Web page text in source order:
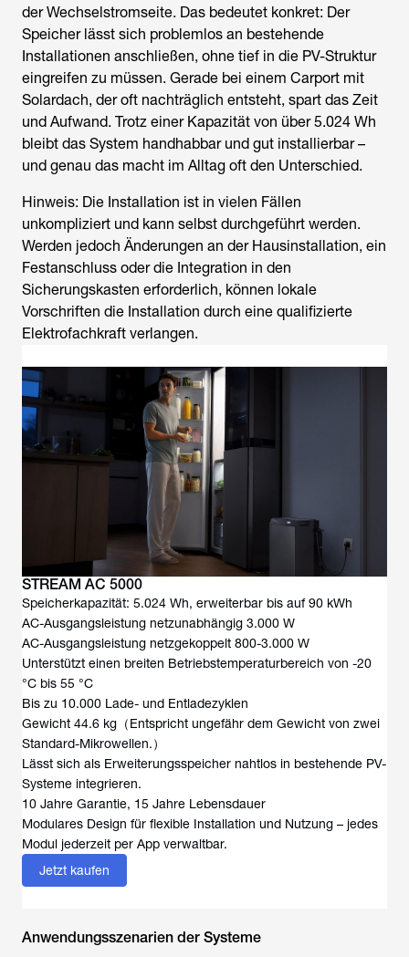
der Wechselstromseite. Das bedeutet konkret: Der
Speicher lässt sich problemlos an bestehende
Installationen anschließen, ohne tief in die PV-Struktur
eingreifen zu müssen. Gerade bei einem Carport mit
Solardach, der oft nachträglich entsteht, spart das Zeit
und Aufwand. Trotz einer Kapazität von über 5.024 Wh
bleibt das System handhabbar und gut installierbar –
und genau das macht im Alltag oft den Unterschied.
Hinweis: Die Installation ist in vielen Fällen
unkompliziert und kann selbst durchgeführt werden.
Werden jedoch Änderungen an der Hausinstallation, ein
Festanschluss oder die Integration in den
Sicherungskasten erforderlich, können lokale
Vorschriften die Installation durch eine qualifizierte
Elektrofachkraft verlangen.
STREAM AC 5000
Speicherkapazität: 5.024 Wh, erweiterbar bis auf 90 kWh
AC-Ausgangsleistung netzunabhängig 3.000 W
AC-Ausgangsleistung netzgekoppelt 800-3.000 W
Unterstützt einen breiten Betriebstemperaturbereich von -20
°C bis 55 °C
Bis zu 10.000 Lade- und Entladezyklen
Gewicht 44.6 kg（Entspricht ungefähr dem Gewicht von zwei
Standard-Mikrowellen.）
Lässt sich als Erweiterungsspeicher nahtlos in bestehende PV-
Systeme integrieren.
10 Jahre Garantie, 15 Jahre Lebensdauer
Modulares Design für flexible Installation und Nutzung – jedes
Modul jederzeit per App verwaltbar.
Jetzt kaufen
Anwendungsszenarien der Systeme